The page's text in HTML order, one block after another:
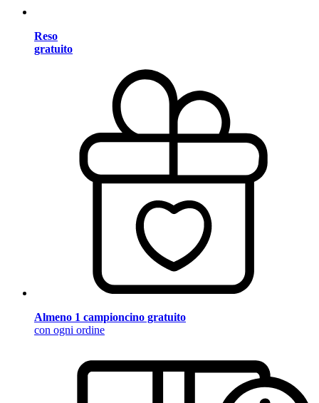
Reso
gratuito
Almeno 1 campioncino gratuito
con ogni ordine